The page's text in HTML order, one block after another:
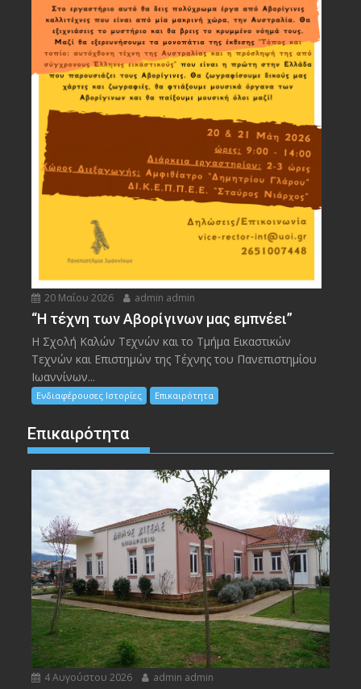
20 Μαΐου 2026 admin admin
“Η τέχνη των Αβορίγινων μας εμπνέει”
Η Σχολή Καλών Τεχνών και το Τμήμα Εικαστικών
Τεχνών και Επιστημών της Τέχνης του Πανεπιστημίου
Ιωαννίνων...
Ενδιαφέρουσες Ιστορίες Επικαιρότητα
Επικαιρότητα
4 Αυγούστου 2026 admin admin